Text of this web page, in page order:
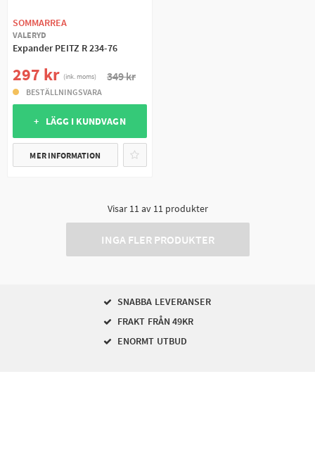
SOMMARREA
VALERYD
Expander PEITZ R 234-76
297 kr (ink. moms) 349 kr
BESTÄLLNINGSVARA
+ LÄGG I KUNDVAGN
MER INFORMATION
Visar 11av 11produkter
INGA FLER PRODUKTER
SNABBA LEVERANSER
FRAKT FRÅN 49KR
ENORMT UTBUD